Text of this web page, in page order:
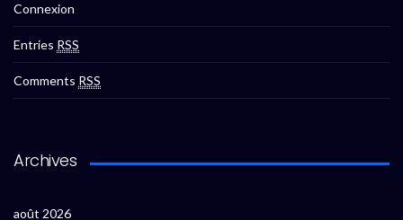
Connexion
Entries RSS
Comments RSS
Archives
août 2026